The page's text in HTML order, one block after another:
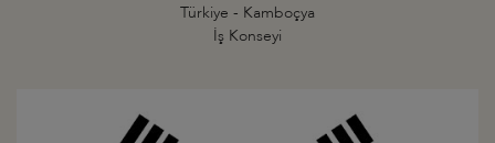
Türkiye - Kamboçya
İş Konseyi